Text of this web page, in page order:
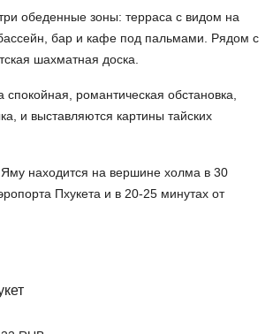
обеденные зоны: терраса с видом на
бар и кафе под пальмами. Рядом с
шахматная доска.
спокойная, романтическая обстановка,
и выставляются картины тайских
находится на вершине холма в 30
Пхукета и в 20-25 минутах от